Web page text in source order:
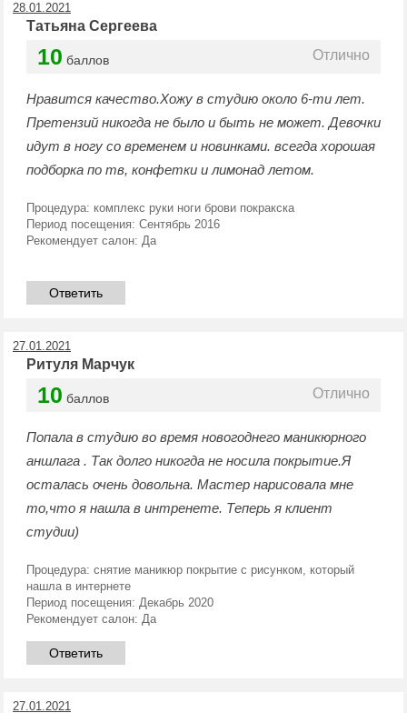
28.01.2021
Татьяна Сергеева
10 баллов Отлично
Нравится качество.Хожу в студию около 6-ти лет.
Претензий никогда не было и быть не может. Девочки
идут в ногу со временем и новинками. всегда хорошая
подборка по тв, конфетки и лимонад летом.
Процедура: комплекс руки ноги брови покракска
Период посещения: Сентябрь 2016
Рекомендует салон: Да
Ответить
27.01.2021
Ритуля Марчук
10 баллов Отлично
Попала в студию во время новогоднего маникюрного
аншлага . Так долго никогда не носила покрытие.Я
осталась очень довольна. Мастер нарисовала мне
то,что я нашла в интренете. Теперь я клиент
студии)
Процедура: снятие маникюр покрытие с рисунком, который
нашла в интернете
Период посещения: Декабрь 2020
Рекомендует салон: Да
Ответить
27.01.2021